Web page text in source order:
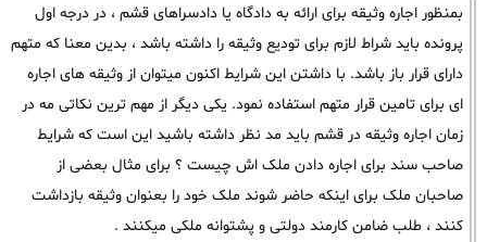
بمنظور اجاره وثیقه برای ارائه به دادگاه یا دادسراهای قشم ، در درجه اول
پرونده باید شراط لازم برای تودیع وثیقه را داشته باشد ، بدین معنا که متهم
دارای قرار باز باشد. با داشتن این شرایط اکنون میتوان از وثیقه های اجاره
ای برای تامین قرار متهم استفاده نمود. یکی دیگر از مهم ترین نکاتی مه در
زمان اجاره وثیقه در قشم باید مد نظر داشته باشید این است که شرایط
صاحب سند برای اجاره دادن ملک اش چیست ؟ برای مثال بعضی از
صاحبان ملک برای اینکه حاضر شوند ملک خود را بعنوان وثیقه بازداشت
کنند ، طلب ضامن کارمند دولتی و پشتوانه ملکی میکنند .